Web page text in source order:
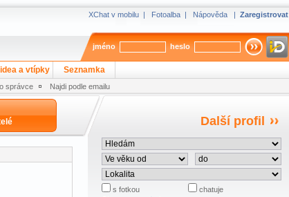
XChat v mobilu | Fotoalba | Nápověda | Zaregistrovat
jméno heslo
a vtípky Seznamka
správce Najdi podle emailu
Další profil
s fotkou
chatuje